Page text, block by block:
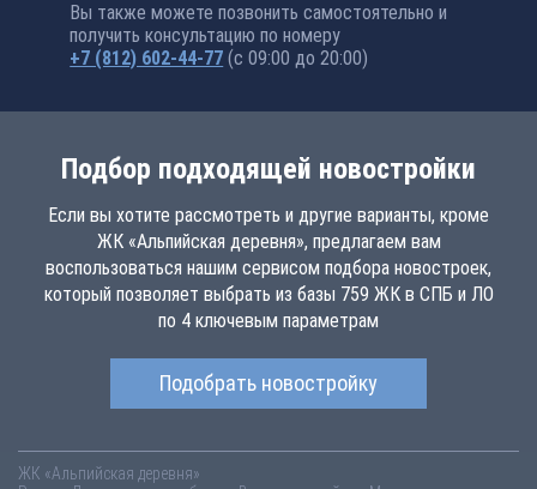
Вы также можете позвонить самостоятельно и
получить консультацию по номеру
+7 (812) 602-44-77 (с 09:00 до 20:00)
Подбор подходящей новостройки
Если вы хотите рассмотреть и другие варианты, кроме
ЖК «Альпийская деревня», предлагаем вам
воспользоваться нашим сервисом подбора новостроек,
который позволяет выбрать из базы 759 ЖК в СПБ и ЛО
по 4 ключевым параметрам
Подобрать новостройку
ЖК «Альпийская деревня»